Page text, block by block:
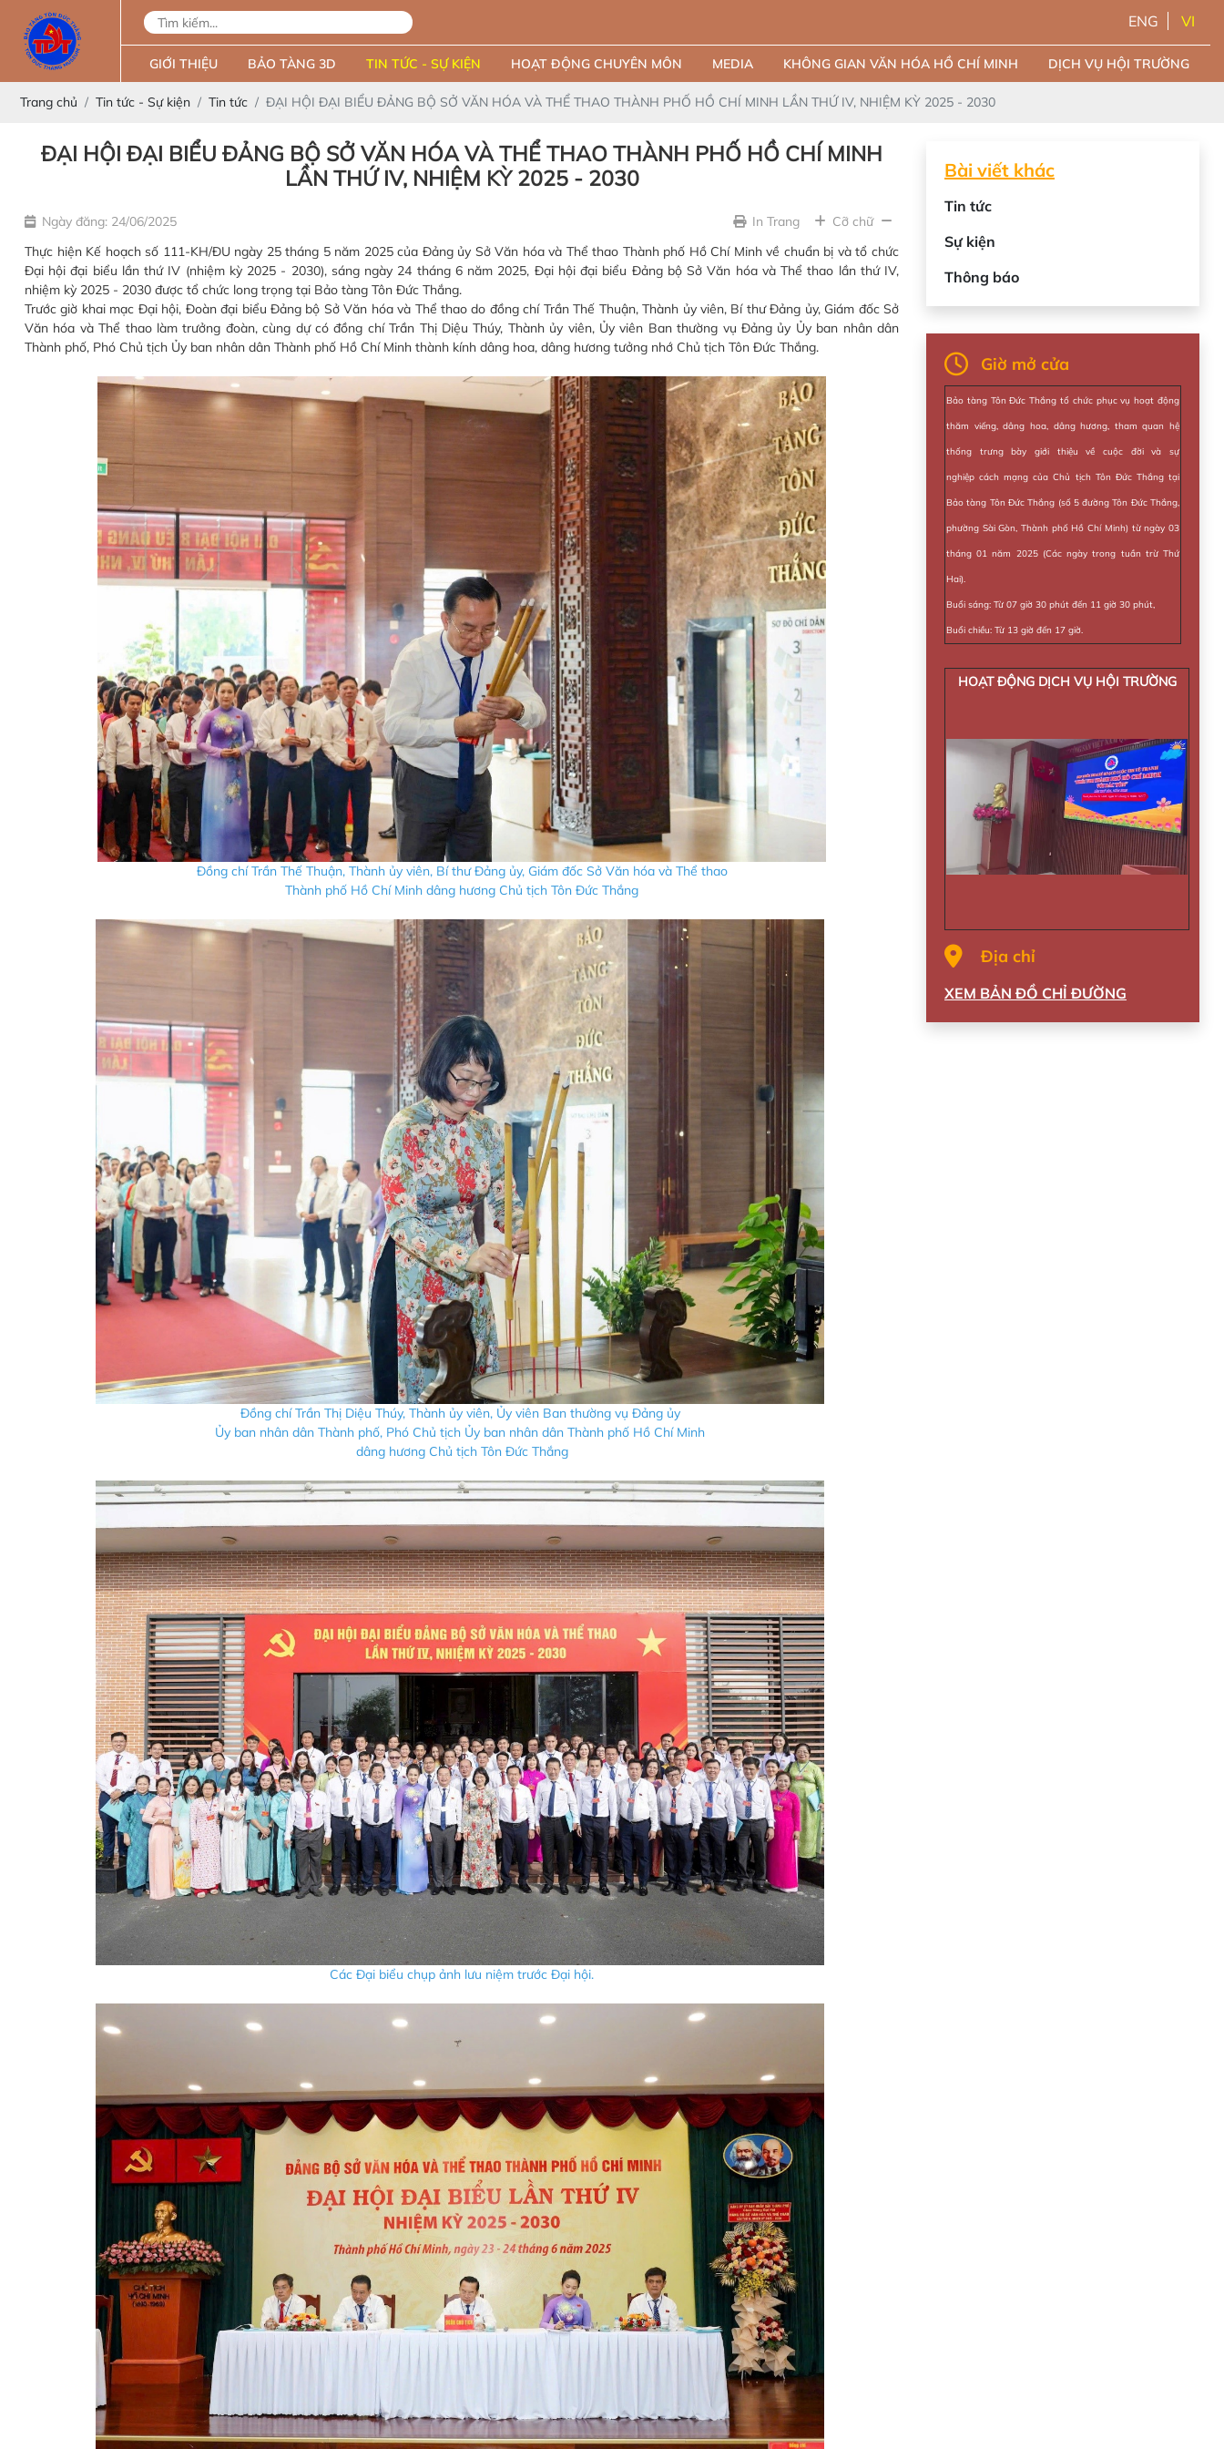
ENG VI
GIỚI THIỆU BẢO TÀNG 3D TIN TỨC - SỰ KIỆN HOẠT ĐỘNG CHUYÊN MÔN MEDIA KHÔNG GIAN VĂN HÓA HỒ CHÍ MINH DỊCH VỤ HỘI TRƯỜNG
Trang chủ Tin tức - Sự kiện Tin tức ĐẠI HỘI ĐẠI BIỂU ĐẢNG BỘ SỞ VĂN HÓA VÀ THỂ THAO THÀNH PHỐ HỒ CHÍ MINH LẦN THỨ IV, NHIỆM KỲ 2025 - 2030
ĐẠI HỘI ĐẠI BIỂU ĐẢNG BỘ SỞ VĂN HÓA VÀ THỂ THAO THÀNH PHỐ HỒ CHÍ MINH
LẦN THỨ IV, NHIỆM KỲ 2025 - 2030
Ngày đăng: 24/06/2025 In Trang
Cỡ chữ
Thực hiện Kế hoạch số 111-KH/ĐU ngày 25 tháng 5 năm 2025 của Đảng ủy Sở Văn hóa và Thể thao Thành phố Hồ Chí Minh về chuẩn bị và tổ chức
Đại hội đại biểu lần thứ IV (nhiệm kỳ 2025 - 2030), sáng ngày 24 tháng 6 năm 2025, Đại hội đại biểu Đảng bộ Sở Văn hóa và Thể thao lần thứ IV,
nhiệm kỳ 2025 - 2030 được tổ chức long trọng tại Bảo tàng Tôn Đức Thắng.
Trước giờ khai mạc Đại hội, Đoàn đại biểu Đảng bộ Sở Văn hóa và Thể thao do đồng chí Trần Thế Thuận, Thành ủy viên, Bí thư Đảng ủy, Giám đốc Sở
Văn hóa và Thể thao làm trưởng đoàn, cùng dự có đồng chí Trần Thị Diệu Thúy, Thành ủy viên, Ủy viên Ban thường vụ Đảng ủy Ủy ban nhân dân
Thành phố, Phó Chủ tịch Ủy ban nhân dân Thành phố Hồ Chí Minh thành kính dâng hoa, dâng hương tưởng nhớ Chủ tịch Tôn Đức Thắng.
Đồng chí Trần Thế Thuận, Thành ủy viên, Bí thư Đảng ủy, Giám đốc Sở Văn hóa và Thể thao
Thành phố Hồ Chí Minh dâng hương Chủ tịch Tôn Đức Thắng
Đồng chí Trần Thị Diệu Thúy, Thành ủy viên, Ủy viên Ban thường vụ Đảng ủy
Ủy ban nhân dân Thành phố, Phó Chủ tịch Ủy ban nhân dân Thành phố Hồ Chí Minh
dâng hương Chủ tịch Tôn Đức Thắng
Các Đại biểu chụp ảnh lưu niệm trước Đại hội.
Bài viết khác
Tin tức
Sự kiện
Thông báo
Giờ mở cửa
Bảo tàng Tôn Đức Thắng tổ chức phục vụ hoạt động
thăm viếng, dâng hoa, dâng hương, tham quan hệ
thống trưng bày giới thiệu về cuộc đời và sự
nghiệp cách mạng của Chủ tịch Tôn Đức Thắng tại
Bảo tàng Tôn Đức Thắng (số 5 đường Tôn Đức Thắng,
phường Sài Gòn, Thành phố Hồ Chí Minh) từ ngày 03
tháng 01 năm 2025 (Các ngày trong tuần trừ Thứ
Hai).
Buổi sáng: Từ 07 giờ 30 phút đến 11 giờ 30 phút,
Buổi chiều: Từ 13 giờ đến 17 giờ.
HOẠT ĐỘNG DỊCH VỤ HỘI TRƯỜNG
Địa chỉ
XEM BẢN ĐỒ CHỈ ĐƯỜNG